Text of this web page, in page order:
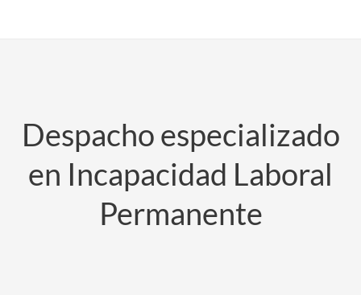
Despacho especializado
en Incapacidad Laboral
Permanente